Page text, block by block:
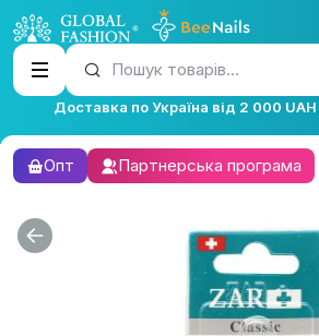
Пошук товарів...
Доставка по Україна від 2 000
Опт Партнерська програма